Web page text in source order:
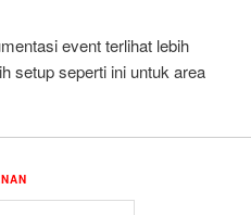
event terlihat lebih
setup seperti ini untuk area